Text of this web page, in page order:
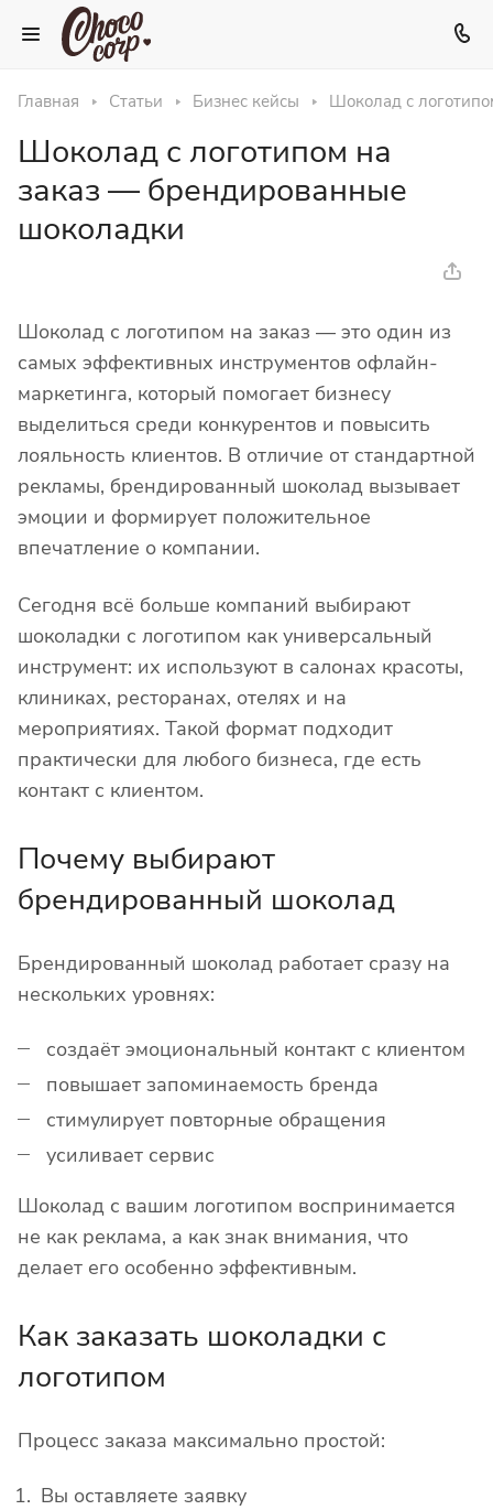
Главная Статьи Бизнес кейсы Шоколад с
Шоколад с логотипом на
заказ — брендированные
шоколадки
Шоколад с логотипом на заказ — это один из
самых эффективных инструментов офлайн-
маркетинга, который помогает бизнесу
выделиться среди конкурентов и повысить
лояльность клиентов. В отличие от стандартной
рекламы, брендированный шоколад вызывает
эмоции и формирует положительное
впечатление о компании.
Сегодня всё больше компаний выбирают
шоколадки с логотипом как универсальный
инструмент: их используют в салонах красоты,
клиниках, ресторанах, отелях и на
мероприятиях. Такой формат подходит
практически для любого бизнеса, где есть
контакт с клиентом.
Почему выбирают
брендированный шоколад
Брендированный шоколад работает сразу на
нескольких уровнях:
создаёт эмоциональный контакт с клиентом
повышает запоминаемость бренда
стимулирует повторные обращения
усиливает сервис
Шоколад с вашим логотипом воспринимается
не как реклама, а как знак внимания, что
делает его особенно эффективным.
Как заказать шоколадки с
логотипом
Процесс заказа максимально простой:
Вы оставляете заявку